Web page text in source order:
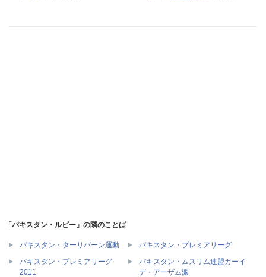
「パキスタン・ルピー」の隣のことば
パキスタン・ターリバーン運動
パキスタン・プレミアリーグ
パキスタン・プレミアリーグ
2011
パキスタン・ムスリム連盟カーイ
デ・アーザム派